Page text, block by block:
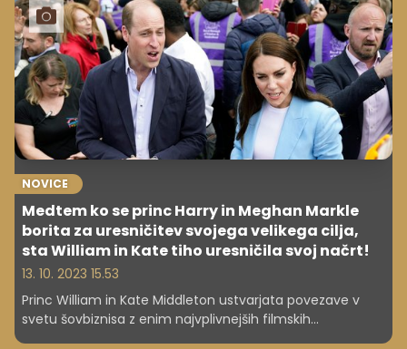
NOVICE
Medtem ko se princ Harry in Meghan Markle
borita za uresničitev svojega velikega cilja,
sta William in Kate tiho uresničila svoj načrt!
13. 10. 2023 15.53
Princ William in Kate Middleton ustvarjata povezave v
svetu šovbiznisa z enim najvplivnejših filmskih
ustvarjalcev v Veliki Britaniji.